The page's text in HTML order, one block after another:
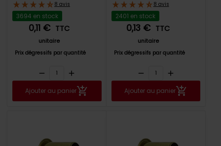
8 avis
3694 en stock
0,11 € TTC
unitaire
Prix dégressifs par quantité
remove add
Ajouter au panier
8 avis
2401 en stock
0,13 € TTC
unitaire
Prix dégressifs par quantité
remove add
Ajouter au panier